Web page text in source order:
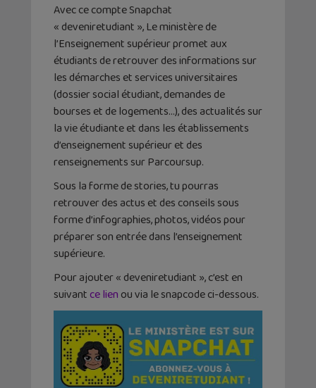
Avec ce compte Snapchat
« deveniretudiant », Le ministère de
l’Enseignement supérieur promet aux
étudiants de retrouver des informations sur
les démarches et services universitaires
(dossier social étudiant, demandes de
bourses et de logements…), des actualités sur
la vie étudiante et dans les établissements
d’enseignement supérieur et des
renseignements sur Parcoursup.
Sous la forme de stories, tu pourras
retrouver des actus et des conseils sous
forme d’infographies, photos, vidéos pour
préparer son entrée dans l’enseignement
supérieure.
Pour ajouter « deveniretudiant », c’est en
suivantce lien ou via le snapcode ci-dessous.